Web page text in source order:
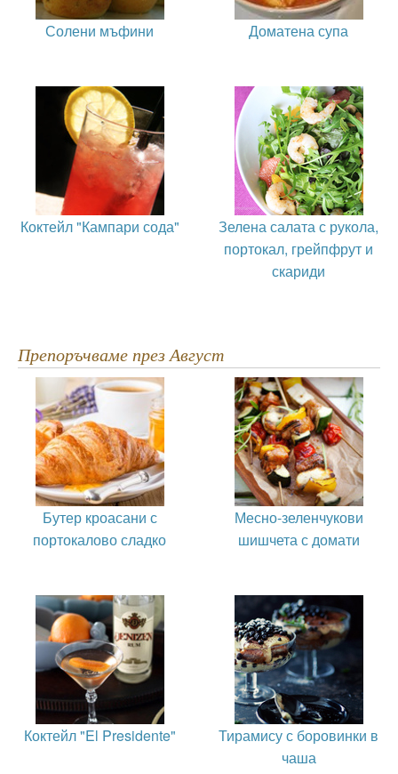
Солени мъфини Доматена супа
Коктейл "Кампари сода"
Зелена салата с рукола,
портокал, грейпфрут и
скариди
Препоръчваме през Август
Бутер кроасани с
портокалово сладко
Месно-зеленчукови
шишчета с домати
Коктейл "El Presidente"
Тирамису с боровинки в
чаша